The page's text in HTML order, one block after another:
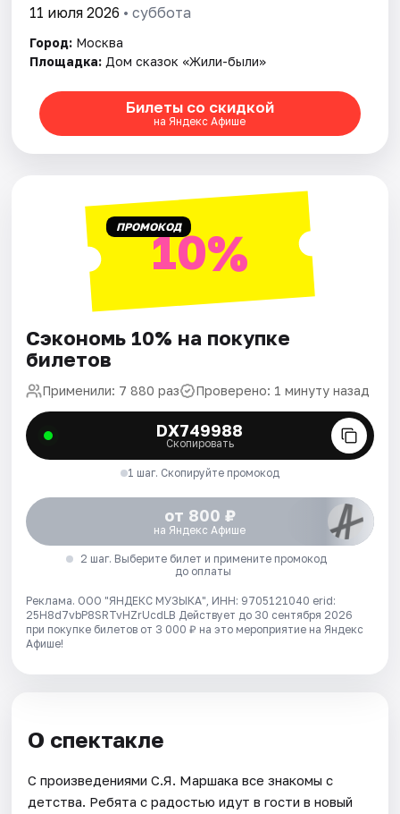
11 июля 2026 • суббота
Город: Москва
Площадка: Дом сказок «Жили-были»
Билеты со скидкой
на Яндекс Афише
ПРОМОКОД10%
Сэкономь 10% на покупке
билетов
Применили: 7 880 раз Проверено: 1 минуту назад
DX749988
Скопировать
1 шаг. Скопируйте промокод
от 800 ₽
на Яндекс Афише
2 шаг. Выберите билет и примените промокод
до оплаты
Реклама. ООО "ЯНДЕКС МУЗЫКА", ИНН: 9705121040 erid:
25H8d7vbP8SRTvHZrUcdLB Действует до 30 сентября 2026
при покупке билетов от 3 000 ₽ на это мероприятие на Яндекс
Афише!
О спектакле
С произведениями С.Я. Маршака все знакомы с
детства. Ребята с радостью идут в гости в новый